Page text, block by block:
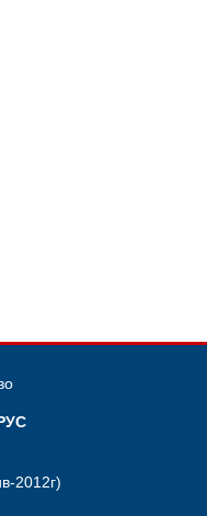
2012г)